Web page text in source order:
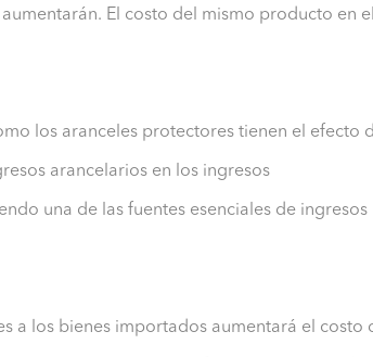
El costo del mismo producto en el
los aranceles protectores tienen el efecto
arancelarios en los ingresos
una de las fuentes esenciales de ingresos
a los bienes importados aumentará el costo